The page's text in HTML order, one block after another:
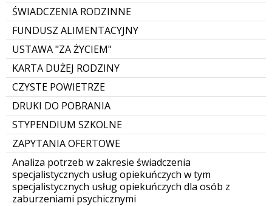
ŚWIADCZENIA RODZINNE
FUNDUSZ ALIMENTACYJNY
USTAWA "ZA ŻYCIEM"
KARTA DUŻEJ RODZINY
CZYSTE POWIETRZE
DRUKI DO POBRANIA
STYPENDIUM SZKOLNE
ZAPYTANIA OFERTOWE
Analiza potrzeb w zakresie świadczenia
specjalistycznych usług opiekuńczych w tym
specjalistycznych usług opiekuńczych dla osób z
zaburzeniami psychicznymi